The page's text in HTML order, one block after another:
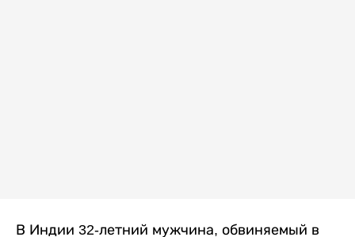
В Индии 32-летний мужчина, обвиняемый в